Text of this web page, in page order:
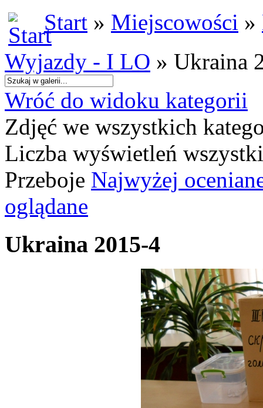
Start » Miejscowości »
Wyjazdy - I LO » Ukraina
Wróć do widoku kategorii
Zdjęć we wszystkich
Liczba wyświetleń
Przeboje Najwyżej
oglądane
Ukraina 2015-4